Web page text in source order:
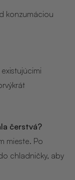
konzumáciou
čerstvá?
mieste. Po
chladničky, aby